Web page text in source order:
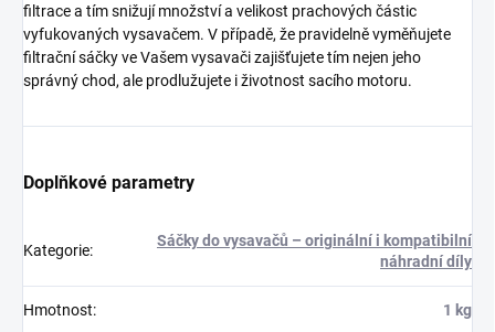
filtrace a tím snižují množství a velikost prachových částic
vyfukovaných vysavačem. V případě, že pravidelně vyměňujete
filtrační sáčky ve Vašem vysavači zajišťujete tím nejen jeho
správný chod, ale prodlužujete i životnost sacího motoru.
Doplňkové parametry
Kategorie:
Sáčky do vysavačů – originální i kompatibilní
náhradní díly
Hmotnost: 1 kg